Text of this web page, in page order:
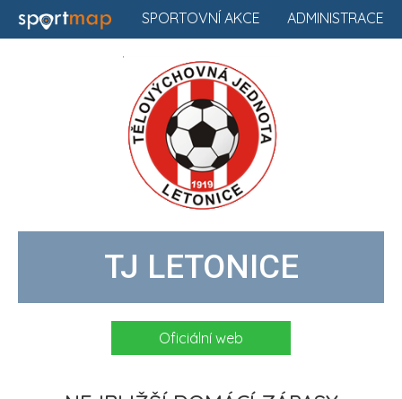
ADMINISTRACE
SPORTOVNÍ AKCE
TJ LETONICE
Oficiální web